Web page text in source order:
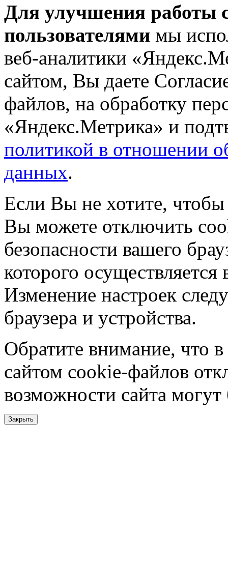
Для улучшения работы
пользователями мы
веб-аналитики
сайтом, Вы даете
файлов, на обработку
«Яндекс.Метрика» и
политикой в отношении
данных.
Если Вы не хотите,
Вы можете отключить
безопасности вашего
которого
Изменение настроек
браузера и устройства.
Обратите внимание, что в
сайтом cookie-файлов
возможности сайта
Закрыть